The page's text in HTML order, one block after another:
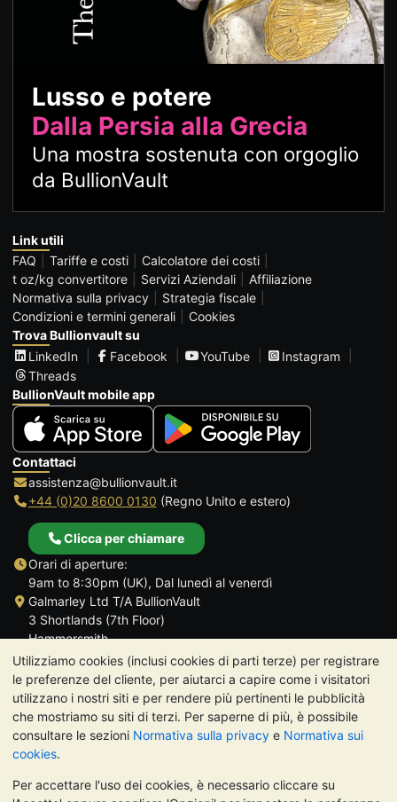
Utilizziamo cookies (inclusi cookies di parti terze) per registrare
le preferenze del cliente, per aiutarci a capire come i visitatori
utilizzano i nostri siti e per rendere più pertinenti le pubblicità
che mostriamo su siti di terzi. Per saperne di più, è possibile
consultare le sezioni Normativa sulla privacy e Normativa sui
cookies.
Per accettare l'uso dei cookies, è necessario cliccare su
Lusso e potere
Dalla Persia alla Grecia
Una mostra sostenuta con orgoglio
da BullionVault
Link utili
FAQ
Tariffe e costi
Calcolatore dei costi
t oz/kg convertitore
Servizi Aziendali
Affiliazione
Normativa sulla privacy
Strategia fiscale
Condizioni e termini generali
Cookies
Trova Bullionvault su
LinkedIn
Facebook YouTube
Instagram
Threads
BullionVault mobile app
Contattaci
assistenza@bullionvault.it
+44 (0)20 8600 0130 (Regno Unito e estero)
Clicca per chiamare
Orari di aperture:
9am to 8:30pm (UK), Dal lunedì al venerdì
Galmarley Ltd T/A BullionVault
3 Shortlands (7th Floor)
Hammersmith
Londra
W6 8DA
Regno Unito
TrustScore 4.7 | 488 recensioni